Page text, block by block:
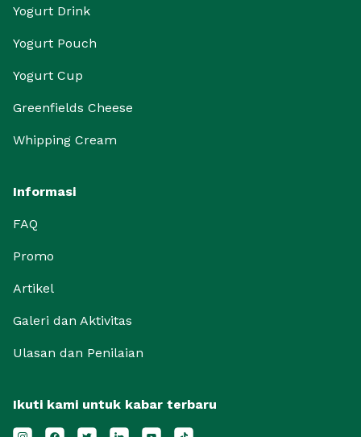
Yogurt Drink
Yogurt Pouch
Yogurt Cup
Greenfields Cheese
Whipping Cream
Informasi
FAQ
Promo
Artikel
Galeri dan Aktivitas
Ulasan dan Penilaian
Ikuti kami untuk kabar terbaru